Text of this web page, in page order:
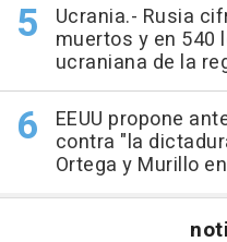
Ucrania.- Rusia
muertos y en 540
ucraniana de la
EEUU propone
contra "la
Ortega y Murillo
noti